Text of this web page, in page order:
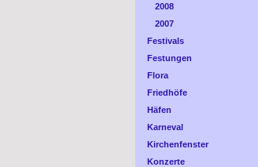
2008
2007
Festivals
Festungen
Flora
Friedhöfe
Häfen
Karneval
Kirchenfenster
Konzerte